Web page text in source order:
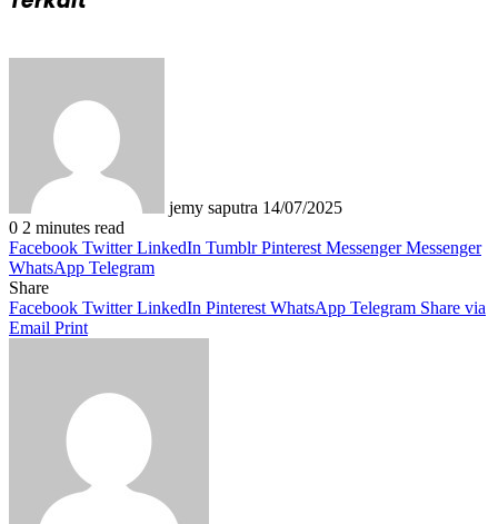
jemy saputra 14/07/2025
0 2 minutes read
Facebook Twitter LinkedIn Tumblr Pinterest Messenger Messenger
WhatsApp Telegram
Share
Facebook Twitter LinkedIn Pinterest WhatsApp Telegram Share via
Email Print